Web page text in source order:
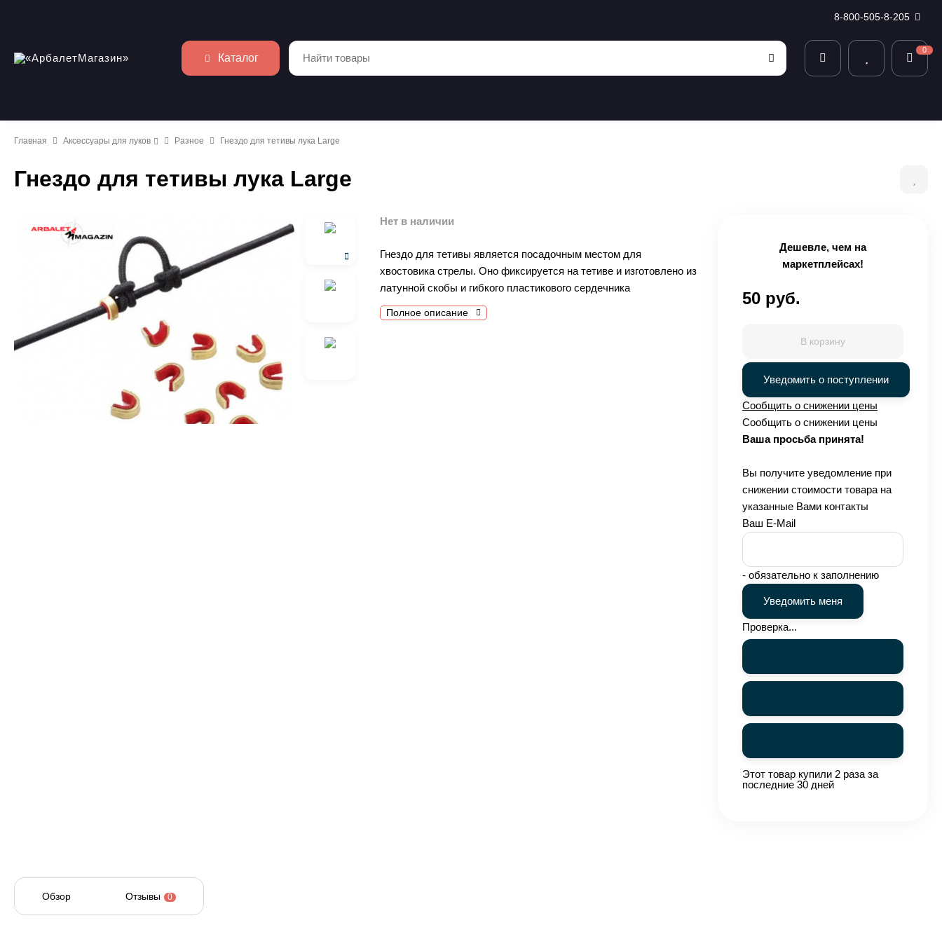
8-800-505-8-205
Каталог
0
Главная Аксессуары для луков Разное Гнездо для тетивы лука Large
Гнездо для тетивы лука Large
Нет в наличии
Гнездо для тетивы является посадочным местом для
хвостовика стрелы. Оно фиксируется на тетиве и изготовлено из
латунной скобы и гибкого пластикового сердечника
Полное описание
Дешевле, чем на
маркетплейсах!
50 руб.
В корзину
Уведомить о поступлении
Сообщить о снижении цены
Сообщить о снижении цены
Ваша просьба принята!
Вы получите уведомление при
снижении стоимости товара на
указанные Вами контакты
Ваш E-Mail
- обязательно к заполнению
Проверка...
Этот товар купили 2 раза за
последние 30 дней
Обзор Отзывы 0